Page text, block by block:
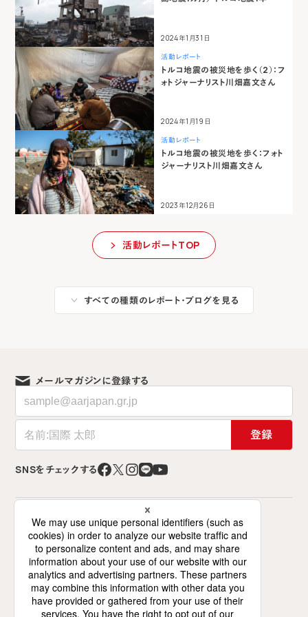
2024年1月31日
活動レポート
トルコ地震の被災地を歩く（2）：フ
ォトジャーナリスト川畑嘉文さん
2024年1月19日
活動レポート
トルコ地震の被災地を歩く：フォト
ジャーナリスト川畑嘉文さん
2023年12月26日
活動レポートTOP
すべての種類のレポート・ブログを見る
メールマガジンに登録する
登録
SNSをチェックする
特定非営利活動法人 難民を助ける会（AAR Japan）
〒141-0021 東京都品川区上大崎2-12-2
ミズホビル7階（交流スペースは6階）